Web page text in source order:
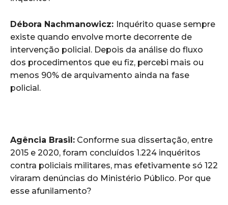
Débora Nachmanowicz: Inquérito quase sempre
existe quando envolve morte decorrente de
intervenção policial. Depois da análise do fluxo
dos procedimentos que eu fiz, percebi mais ou
menos 90% de arquivamento ainda na fase
policial.
Agência Brasil: Conforme sua dissertação, entre
2015 e 2020, foram concluídos 1.224 inquéritos
contra policiais militares, mas efetivamente só 122
viraram denúncias do Ministério Público. Por que
esse afunilamento?